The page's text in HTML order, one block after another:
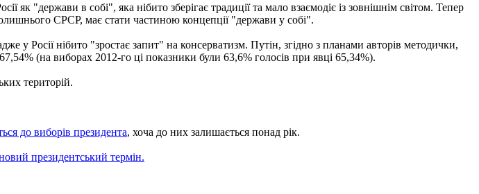
як "держави в собі", яка нібито зберігає традиції та мало взаємодіє із зовнішнім світом. Тепер
СРСР, має стати частиною концепції "держави у собі".
у Росії нібито "зростає запит" на консерватизм. Путін, згідно з планами авторів методички,
(на виборах 2012-го ці показники були 63,6% голосів при явці 65,34%).
територій.
до виборів президента, хоча до них залишається понад рік.
президентський термін.